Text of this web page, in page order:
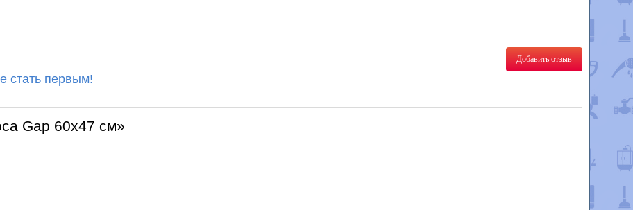
Добавить отзыв
стать первым!
Gap 60x47 см»